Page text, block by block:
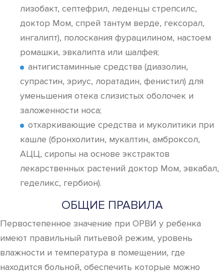
лизобакт, септефрил, леденцы стрепсилс,
доктор Мом, спрей тантум верде, гексорал,
ингалипт), полоскания фурацилином, настоем
ромашки, эвкалипта или шалфея;
антигистаминные средства (диазолин,
супрастин, эриус, лоратадин, фенистил) для
уменьшения отека слизистых оболочек и
заложенности носа;
отхаркивающие средства и муколитики при
кашле (бронхолитин, мукалтин, амброксол,
АЦЦ, сиропы на основе экстрактов
лекарственных растений доктор Мом, эвкабал,
геделикс, гербион).
ОБЩИЕ ПРАВИЛА
Первостепенное значение при ОРВИ у ребенка
имеют правильный питьевой режим, уровень
влажности и температура в помещении, где
находится больной, обеспечить которые можно